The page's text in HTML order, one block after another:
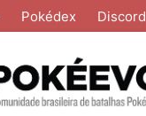
Pokédex Discord